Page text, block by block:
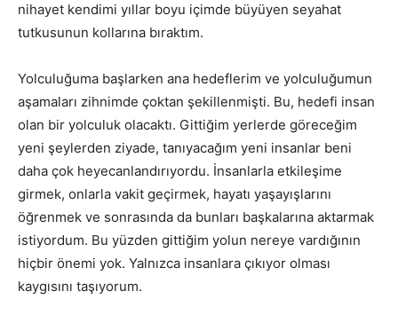
nihayet kendimi yıllar boyu içimde büyüyen seyahat
tutkusunun kollarına bıraktım.
Yolculuğuma başlarken ana hedeflerim ve yolculuğumun
aşamaları zihnimde çoktan şekillenmişti. Bu, hedefi insan
olan bir yolculuk olacaktı. Gittiğim yerlerde göreceğim
yeni şeylerden ziyade, tanıyacağım yeni insanlar beni
daha çok heyecanlandırıyordu. İnsanlarla etkileşime
girmek, onlarla vakit geçirmek, hayatı yaşayışlarını
öğrenmek ve sonrasında da bunları başkalarına aktarmak
istiyordum. Bu yüzden gittiğim yolun nereye vardığının
hiçbir önemi yok. Yalnızca insanlara çıkıyor olması
kaygısını taşıyorum.